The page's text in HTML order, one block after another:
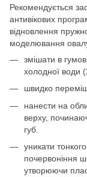
Рекомендується
антивікових
відновлення
моделювання
змішати в
холодної води
швидко
нанести на
верху,
губ.
уникати
почервоніння
утворюючи